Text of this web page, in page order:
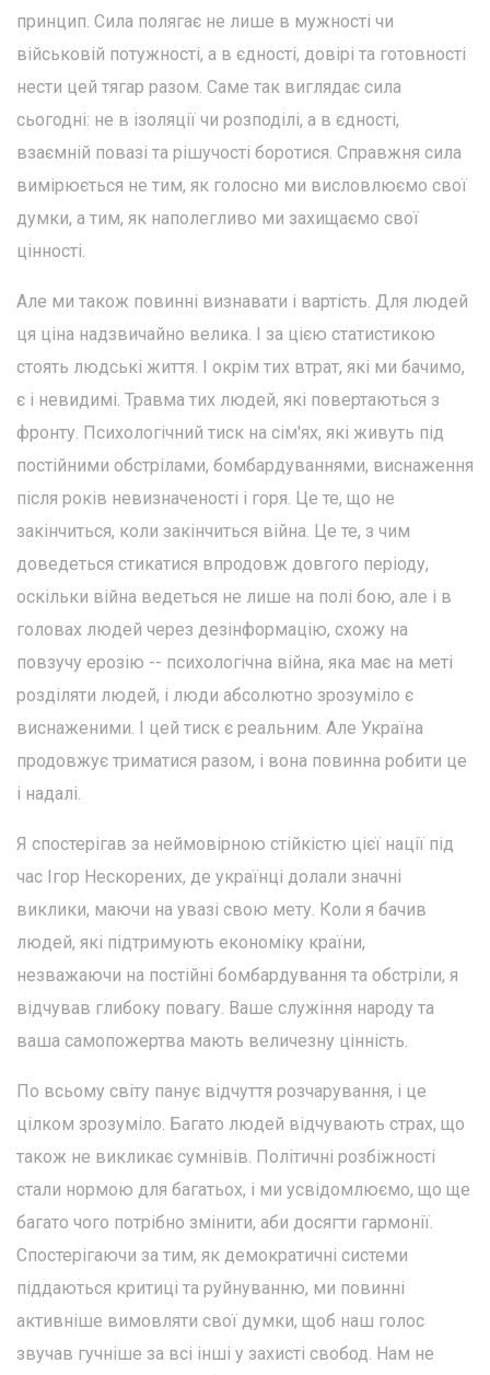
принцип. Сила полягає не лише в мужності чи
військовій потужності, а в єдності, довірі та готовності
нести цей тягар разом. Саме так виглядає сила
сьогодні: не в ізоляції чи розподілі, а в єдності,
взаємній повазі та рішучості боротися. Справжня сила
вимірюється не тим, як голосно ми висловлюємо свої
думки, а тим, як наполегливо ми захищаємо свої
цінності.
Але ми також повинні визнавати і вартість. Для людей
ця ціна надзвичайно велика. І за цією статистикою
стоять людські життя. І окрім тих втрат, які ми бачимо,
є і невидимі. Травма тих людей, які повертаються з
фронту. Психологічний тиск на сім'ях, які живуть під
постійними обстрілами, бомбардуваннями, виснаження
після років невизначеності і горя. Це те, що не
закінчиться, коли закінчиться війна. Це те, з чим
доведеться стикатися впродовж довгого періоду,
оскільки війна ведеться не лише на полі бою, але і в
головах людей через дезінформацію, схожу на
повзучу ерозію -- психологічна війна, яка має на меті
розділяти людей, і люди абсолютно зрозуміло є
виснаженими. І цей тиск є реальним. Але Україна
продовжує триматися разом, і вона повинна робити це
і надалі.
Я спостерігав за неймовірною стійкістю цієї нації під
час Ігор Нескорених, де українці долали значні
виклики, маючи на увазі свою мету. Коли я бачив
людей, які підтримують економіку країни,
незважаючи на постійні бомбардування та обстріли, я
відчував глибоку повагу. Ваше служіння народу та
ваша самопожертва мають величезну цінність.
По всьому світу панує відчуття розчарування, і це
цілком зрозуміло. Багато людей відчувають страх, що
також не викликає сумнівів. Політичні розбіжності
стали нормою для багатьох, і ми усвідомлюємо, що ще
багато чого потрібно змінити, аби досягти гармонії.
Спостерігаючи за тим, як демократичні системи
піддаються критиці та руйнуванню, ми повинні
активніше вимовляти свої думки, щоб наш голос
звучав гучніше за всі інші у захисті свобод. Нам не